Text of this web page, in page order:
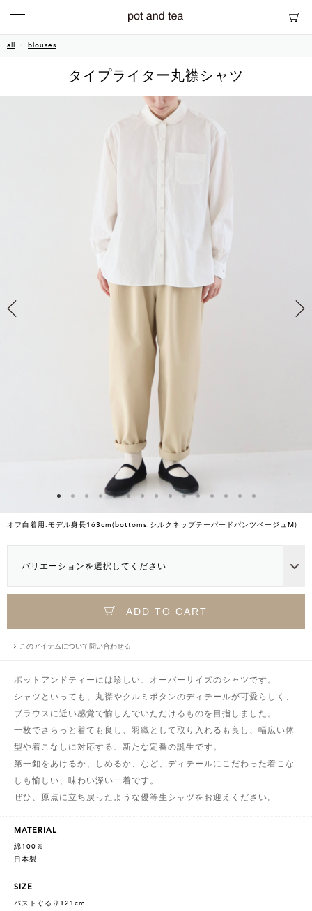
all blouses
タイプライター丸襟シャツ
オフ白着用:モデル身長163cm(bottoms:シルクネップテーパードパンツベージュM)
バリエーションを選択してください
ADD TO CART
このアイテムについて問い合わせる
ポットアンドティーには珍しい、オーバーサイズのシャツです。
シャツといっても、丸襟やクルミボタンのディテールが可愛らしく、
ブラウスに近い感覚で愉しんでいただけるものを目指しました。
一枚でさらっと着ても良し、羽織として取り入れるも良し、幅広い体
型や着こなしに対応する、新たな定番の誕生です。
第一釦をあけるか、しめるか、など、ディテールにこだわった着こな
しも愉しい、味わい深い一着です。
ぜひ、原点に立ち戻ったような優等生シャツをお迎えください。
MATERIAL
綿100％
日本製
SIZE
バストぐるり121cm